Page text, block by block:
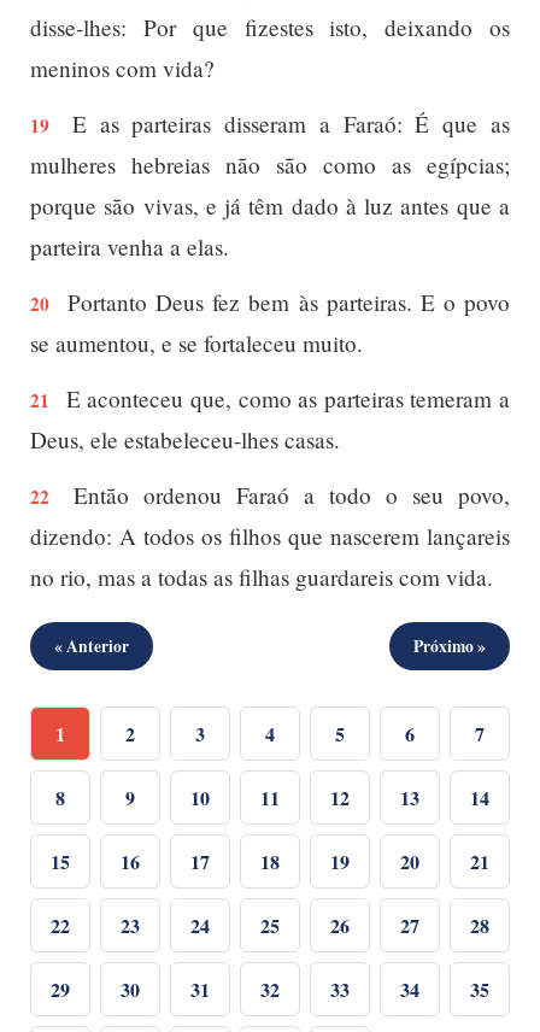
disse-lhes: Por que fizestes isto, deixando os
meninos com vida?
19
E as parteiras disseram a Faraó: É que as
mulheres hebreias não são como as egípcias;
porque são vivas, e já têm dado à luz antes que a
parteira venha a elas.
20
Portanto Deus fez bem às parteiras. E o povo
se aumentou, e se fortaleceu muito.
21
E aconteceu que, como as parteiras temeram a
Deus, ele estabeleceu-lhes casas.
22
Então ordenou Faraó a todo o seu povo,
dizendo: A todos os filhos que nascerem lançareis
no rio, mas a todas as filhas guardareis com vida.
« Anterior Próximo »
1 2 3 4 5 6 7
8 9 10 11 12 13 14
15 16 17 18 19 20 21
22 23 24 25 26 27 28
29 30 31 32 33 34 35